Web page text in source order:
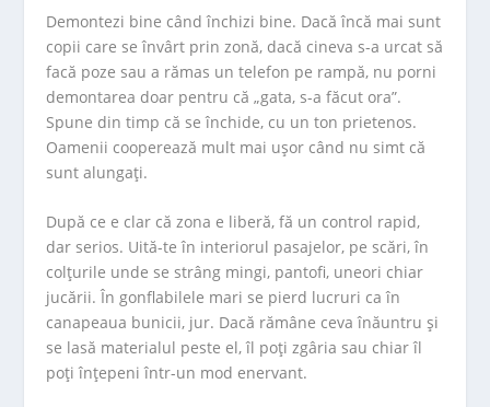
Demontezi bine când închizi bine. Dacă încă mai sunt
copii care se învârt prin zonă, dacă cineva s-a urcat să
facă poze sau a rămas un telefon pe rampă, nu porni
demontarea doar pentru că „gata, s-a făcut ora”.
Spune din timp că se închide, cu un ton prietenos.
Oamenii cooperează mult mai ușor când nu simt că
sunt alungați.
După ce e clar că zona e liberă, fă un control rapid,
dar serios. Uită-te în interiorul pasajelor, pe scări, în
colțurile unde se strâng mingi, pantofi, uneori chiar
jucării. În gonflabilele mari se pierd lucruri ca în
canapeaua bunicii, jur. Dacă rămâne ceva înăuntru și
se lasă materialul peste el, îl poți zgâria sau chiar îl
poți înțepeni într-un mod enervant.